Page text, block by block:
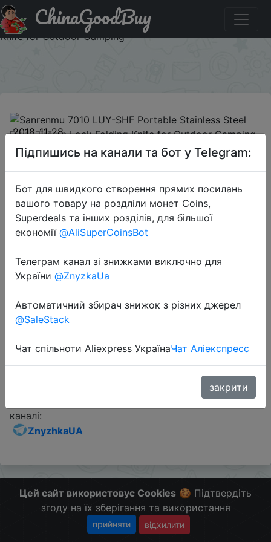
Придбати по знижці ACDL1128C Sanrenmu 7010 LUY-
SHF Portable Stainless Steel Blade Frame Lock Folding
Knife for Outdoor Camping
ChinaGoodBuy
2018-11-28
Sanrenmu 7010 LUY-SHF Portable
Stainless Steel Blade Frame Lock
Folding Knife for Outdoor Camping
$4.99
Промокод:
Слідкуйте за знижками на мобільному, в телеграм
каналі:
ZnyzhkaUA
Цей сайт використовує Cookies 🍪 Підтвердіть
згоду на їх зберігання та використання
прийняти відхилити
Підпишись на канали та бот у Telegram:
Бот для швидкого створення прямих посилань
вашого товару на роздліли монет Coins,
Superdeals та інших розділів, для більшої
економії @AliSuperCoinsBot
Телеграм канал зі знижками виключно для
України @ZnyzkaUa
Автоматичний збирач знижок з різних джерел
@SaleStack
Чат спільноти Aliexpress УкраїнаЧат Аліекспресс
закрити